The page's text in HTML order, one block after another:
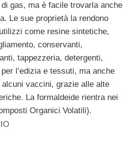
gas, ma è facile trovarla anche
Le sue proprietà la rendono
come resine sintetiche,
conservanti,
tappezzeria, detergenti,
l’edizia e tessuti, ma anche
vaccini, grazie alle alte
La formaldeide rientra nei
Organici Volatili).